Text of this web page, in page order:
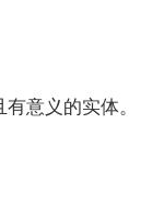
意义的实体。